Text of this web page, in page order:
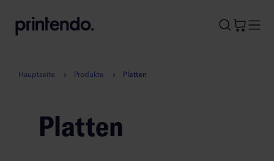
A
Hauptseite Produkte Platten
Platten